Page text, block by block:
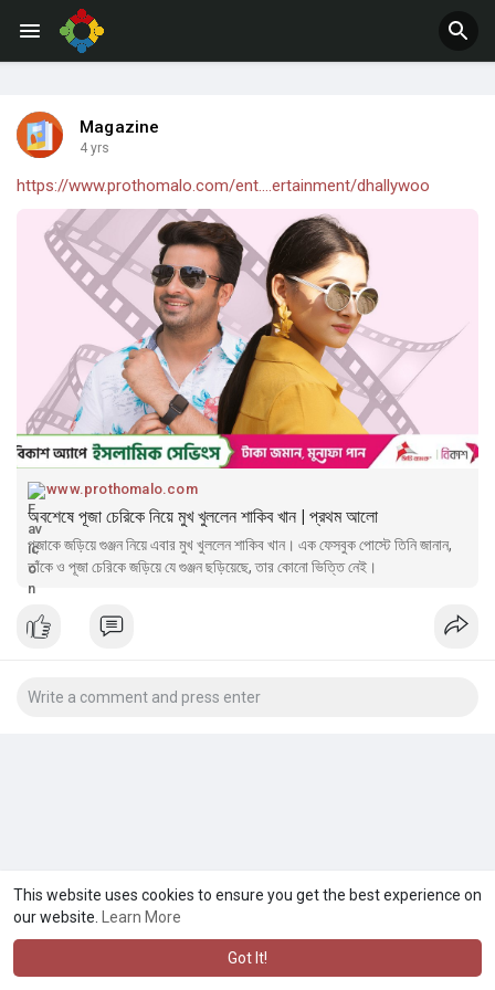
This website uses cookies to ensure you get the best experience on
our website.
Learn More
Got It!
Magazine
4 yrs
https://www.prothomalo.com/ent....ertainment/dhallywoo
www.prothomalo.com
অবশেষে পূজা চেরিকে নিয়ে মুখ খুললেন শাকিব খান | প্রথম আলো
পূজাকে জড়িয়ে গুঞ্জন নিয়ে এবার মুখ খুললেন শাকিব খান। এক ফেসবুক পোস্টে তিনি জানান,
তাঁকে ও পূজা চেরিকে জড়িয়ে যে গুঞ্জন ছড়িয়েছে, তার কোনো ভিত্তি নেই।